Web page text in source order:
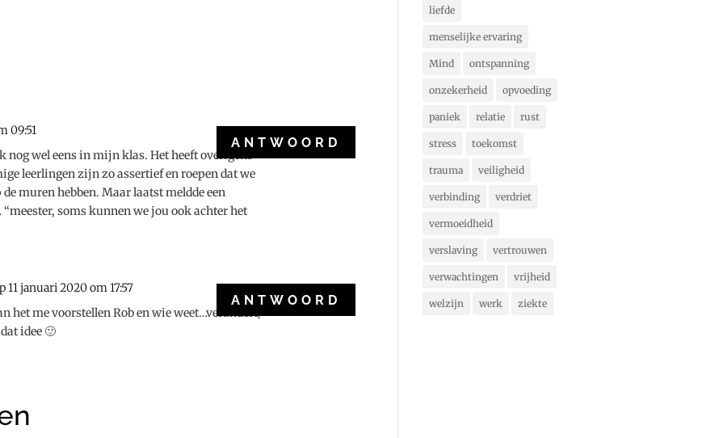
09:51
wel eens in mijn klas. Het heeft overigens
leerlingen zijn zo assertief en roepen dat we
muren hebben. Maar laatst meldde een
soms kunnen we jou ook achter het
ANTWOORD
11 januari 2020 om 17:57
het me voorstellen Rob en wie weet…verandert/
idee 🙂
ANTWOORD
liefde
menselijke ervaring
Mind ontspanning
onzekerheid opvoeding
paniek relatie rust
stress toekomst
trauma veiligheid
verbinding verdriet
vermoeidheid
verslaving vertrouwen
verwachtingen vrijheid
welzijn werk ziekte